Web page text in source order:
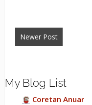
Newer Post
My Blog List
Coretan Anuar